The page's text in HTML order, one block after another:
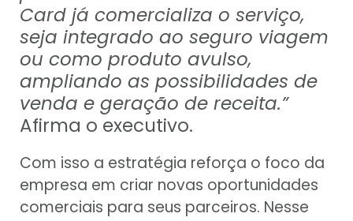
Card já comercializa o serviço,
seja integrado ao seguro viagem
ou como produto avulso,
ampliando as possibilidades de
venda e geração de receita.”
Afirma o executivo.
Com isso a estratégia reforça o foco da
empresa em criar novas oportunidades
comerciais para seus parceiros. Nesse